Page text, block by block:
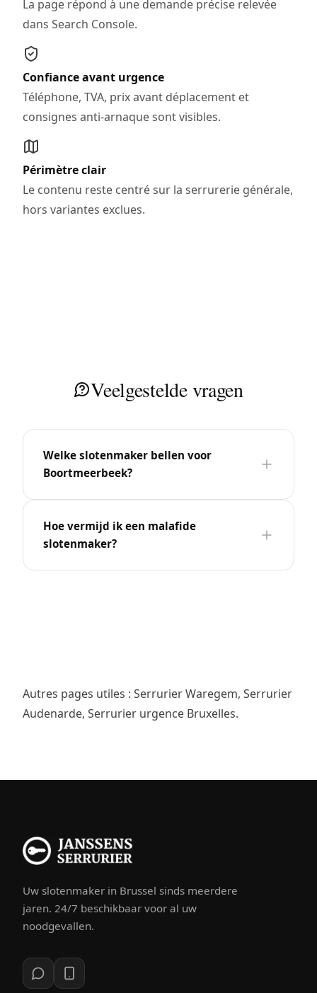
La page répond à une demande précise relevée
dans Search Console.
Confiance avant urgence
Téléphone, TVA, prix avant déplacement et
consignes anti-arnaque sont visibles.
Périmètre clair
Le contenu reste centré sur la serrurerie générale,
hors variantes exclues.
Veelgestelde vragen
Welke slotenmaker bellen voor
Boortmeerbeek?
Hoe vermijd ik een malafide
slotenmaker?
Autres pages utiles : Serrurier Waregem, Serrurier
Audenarde, Serrurier urgence Bruxelles.
Uw slotenmaker in Brussel sinds meerdere
jaren. 24/7 beschikbaar voor al uw
noodgevallen.